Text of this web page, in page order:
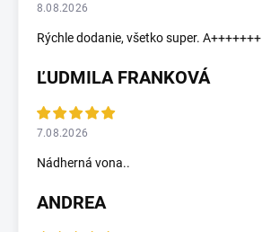
8.08.2026
Rýchle dodanie, všetko super. A+++++++
ĽUDMILA FRANKOVÁ
7.08.2026
Nádherná vona..
ANDREA